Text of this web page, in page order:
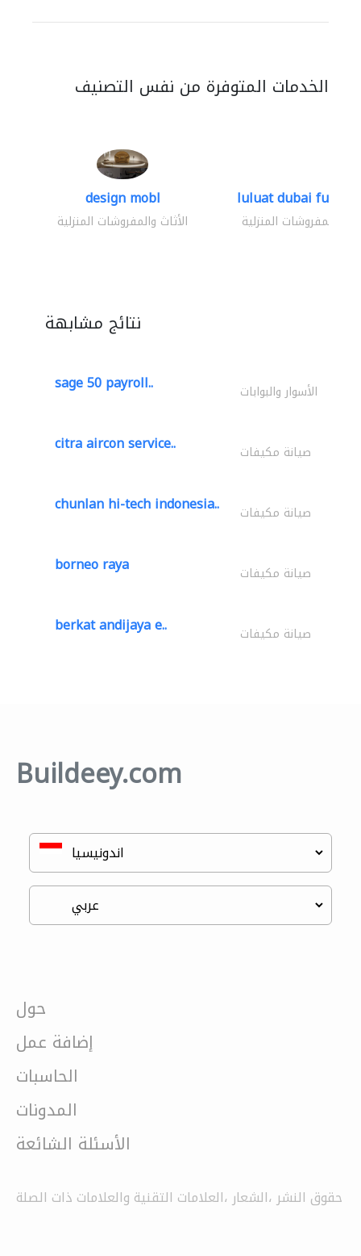
الخدمات المتوفرة من نفس التصنيف
design mobl
الأثاث والمفروشات المنزلية
luluat dubai
والمفروشات المنزلية
نتائج مشابهة
sage 50 payroll.. الأسوار والبوابات
citra aircon service.. صيانة مكيفات
chunlan hi-tech indonesia.. صيانة مكيفات
borneo raya صيانة مكيفات
berkat andijaya e.. صيانة مكيفات
Buildeey.com
حول
إضافة عمل
الحاسبات
المدونات
الأسئلة الشائعة
حقوق النشر ،الشعار ،العلامات التقنية والعلامات ذات الصلة